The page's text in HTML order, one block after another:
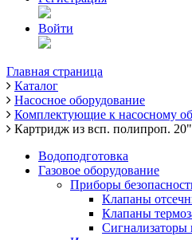
Войти
Главная страница
Каталог
Насосное оборудование
Комплектующие к насосному
Картридж из всп. полипроп.
Водоподготовка
Газовое оборудование
Приборы
Клапаны
Клапаны
Сигнализаторы